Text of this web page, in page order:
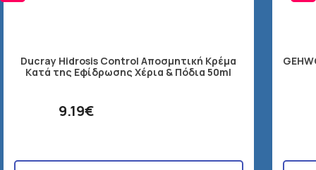
Ducray Hidrosis Control Αποσμητική Kρέμα
Kατά της Eφίδρωσης Χέρια & Πόδια 50ml
9.19€